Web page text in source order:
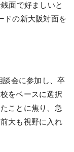
面で好ましいと
ドの新大阪対面を
談会に参加し、卒
をベースに選択
ことに焦り、急
大も視野に入れ